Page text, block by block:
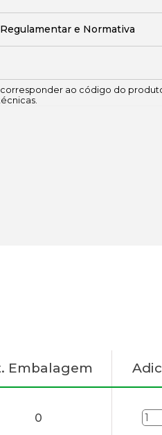
e Normativa
ao código do
Embalagem
0